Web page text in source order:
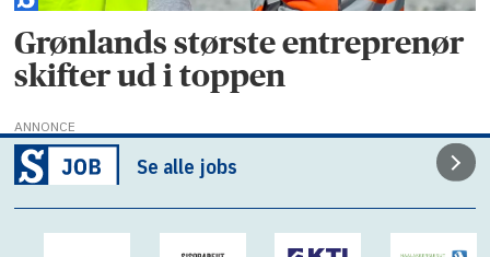
Grønlands største entreprenør
skifter ud i toppen
ANNONCE
Se alle jobs